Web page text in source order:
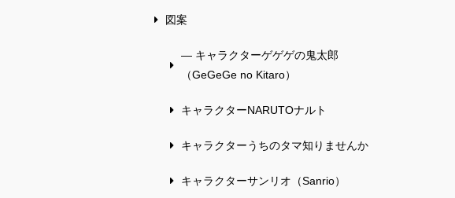
図案
— キャラクターゲゲゲの鬼太郎
（GeGeGe no Kitaro）
キャラクターNARUTOナルト
キャラクターうちのタマ知りませんか
キャラクターサンリオ（Sanrio）